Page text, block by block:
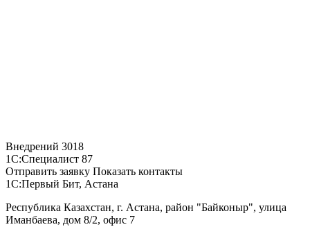
Внедрений 3018
1С:Специалист 87
Отправить заявку Показать контакты
1С:Первый Бит, Астана
Республика Казахстан, г. Астана, район "Байконыр", улица
Иманбаева, дом 8/2, офис 7